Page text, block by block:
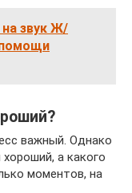
на звук Ж/
помощи
важный. Однако
а какого
моментов, на